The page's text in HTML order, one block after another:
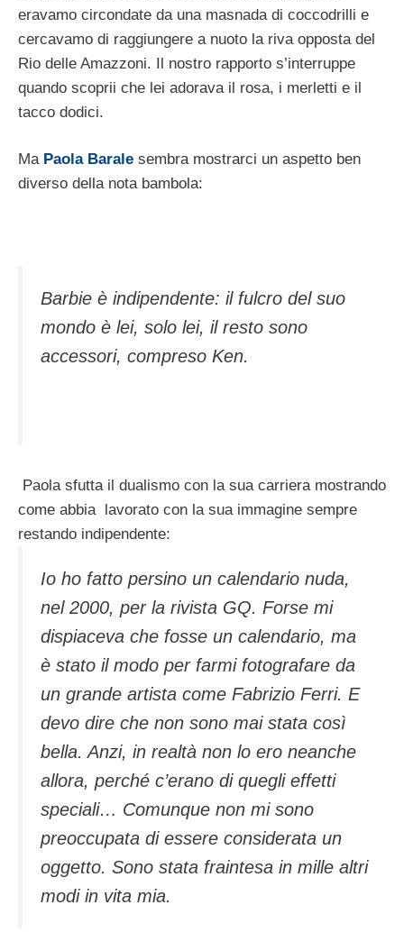
eravamo circondate da una masnada di coccodrilli e
cercavamo di raggiungere a nuoto la riva opposta del
Rio delle Amazzoni. Il nostro rapporto s’interruppe
quando scoprii che lei adorava il rosa, i merletti e il
tacco dodici.
Ma Paola Barale sembra mostrarci un aspetto ben
diverso della nota bambola:
Barbie è indipendente: il fulcro del suo
mondo è lei, solo lei, il resto sono
accessori, compreso Ken.
Paola sfutta il dualismo con la sua carriera mostrando
come abbia lavorato con la sua immagine sempre
restando indipendente:
Io ho fatto persino un calendario nuda,
nel 2000, per la rivista GQ. Forse mi
dispiaceva che fosse un calendario, ma
è stato il modo per farmi fotografare da
un grande artista come Fabrizio Ferri. E
devo dire che non sono mai stata così
bella. Anzi, in realtà non lo ero neanche
allora, perché c’erano di quegli effetti
speciali… Comunque non mi sono
preoccupata di essere considerata un
oggetto. Sono stata fraintesa in mille altri
modi in vita mia.